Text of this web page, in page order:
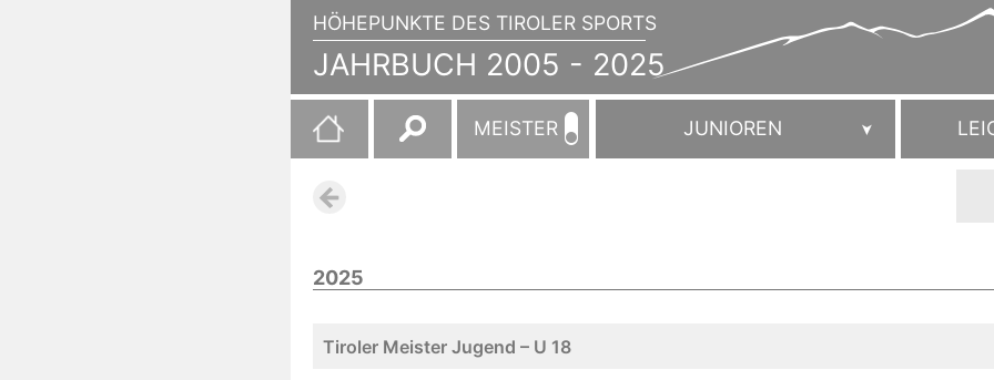
HÖHEPUNKTE DES TIROLER SPORTS
JAHRBUCH 2005 - 2025
JAHRBUCH
2005
2025
Suchen
nach:
MEISTER JUNIOREN
2025
Tiroler Meister Jugend – U 18